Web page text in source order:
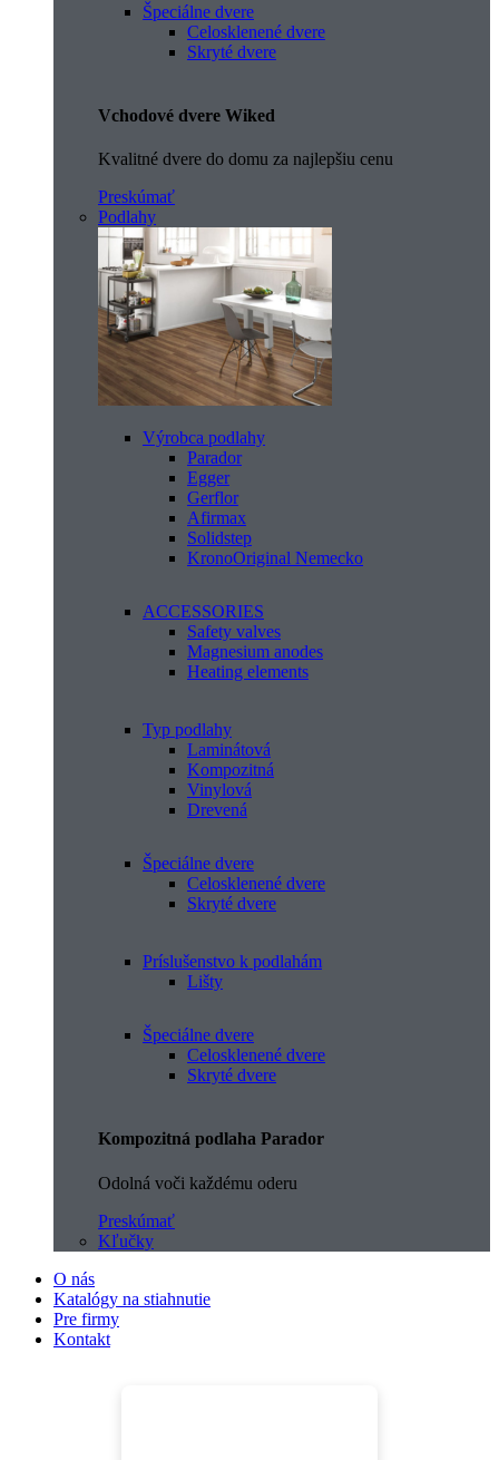
Špeciálne dvere
Celosklenené dvere
Skryté dvere
Vchodové dvere Wiked
Kvalitné dvere do domu za najlepšiu cenu
Preskúmať
Podlahy
Výrobca podlahy
Parador
Egger
Gerflor
Afirmax
Solidstep
KronoOriginal Nemecko
ACCESSORIES
Safety valves
Magnesium anodes
Heating elements
Typ podlahy
Laminátová
Kompozitná
Vinylová
Drevená
Špeciálne dvere
Celosklenené dvere
Skryté dvere
Príslušenstvo k podlahám
Lišty
Špeciálne dvere
Celosklenené dvere
Skryté dvere
Kompozitná podlaha Parador
Odolná voči každému oderu
Preskúmať
Kľučky
O nás
Katalógy na stiahnutie
Pre firmy
Kontakt